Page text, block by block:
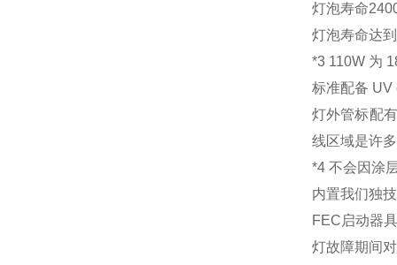
灯泡寿命
灯泡寿命达
*3 110W 为
标准配备 UV
灯外管标配
线区域是许
*4 不会因涂
内置我们独
FEC启动器
灯故障期间